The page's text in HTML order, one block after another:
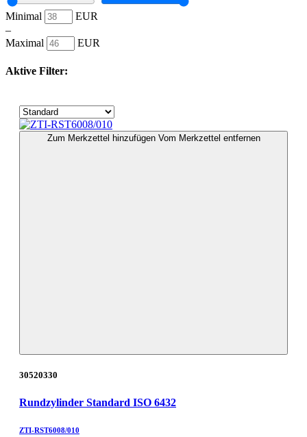
Minimal
EUR
–
Maximal
EUR
Aktive Filter:
Zum Merkzettel hinzufügen Vom Merkzettel entfernen
30520330
Rundzylinder Standard ISO 6432
ZTI-RST6008/010